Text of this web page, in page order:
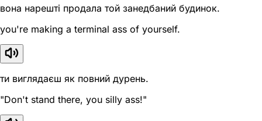
вона нарешті продала той занедбаний будинок.
you're making a terminal ass of yourself.
ти виглядаєш як повний дурень.
"Don't stand there, you silly ass!"